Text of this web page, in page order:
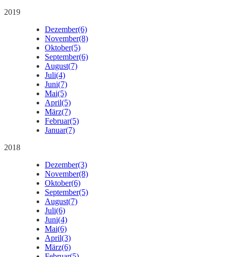
2019
Dezember(6)
November(8)
Oktober(5)
September(6)
August(7)
Juli(4)
Juni(7)
Mai(5)
April(5)
März(7)
Februar(5)
Januar(7)
2018
Dezember(3)
November(8)
Oktober(6)
September(5)
August(7)
Juli(6)
Juni(4)
Mai(6)
April(3)
März(6)